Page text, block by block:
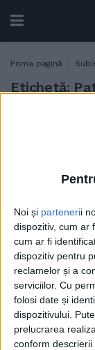
Noi și partenerii
dispozitiv, cum ar
cum ar fi
dispozitiv pentru
reclamelor și a
serviciilor. Cu
folosi date și
dispozitivului.
prelucrarea
conform
Prima pagină
Etichetă:
ACTUALITATE